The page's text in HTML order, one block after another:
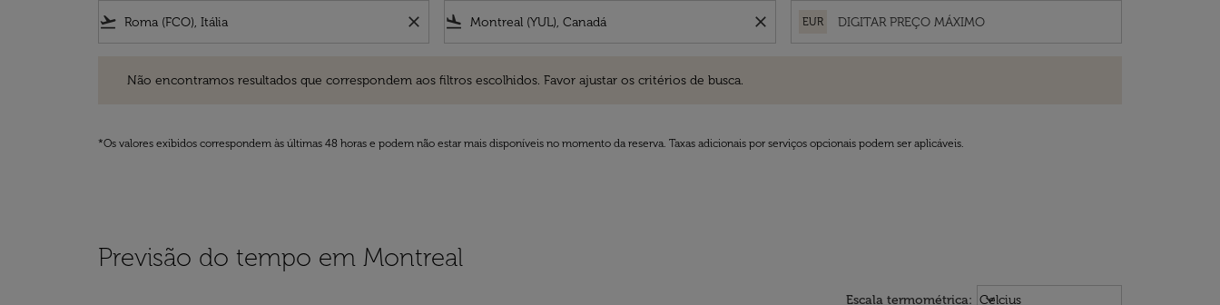
flight_takeoff close flight_land close EUR
Não encontramos resultados que correspondem aos filtros escolhidos. Favor ajustar os critérios de busca.
*Os valores exibidos correspondem às últimas 48 horas e podem não estar mais disponíveis no momento da reserva. Taxas adicionais por serviços opcionais podem ser aplicáveis.
Previsão do tempo em Montreal
Escala termométrica: Weather unit option Celcius
Celcius
keyboard_arrow_down